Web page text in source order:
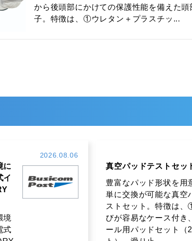
から後頭部にかけての保護性能を備えた
子。特徴は、①ウレタン＋プラスチッ...
2026.08.06
に
イ
境
式
真空パッドテストセッ
豊富なパッド形状を用
単に交換が可能な真空
ストセット。特徴は
びが容易なケース付き
ール用パッドセット（